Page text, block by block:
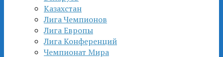
Казахстан
Лига Чемпионов
Лига Европы
Лига Конференций
Чемпионат Мира